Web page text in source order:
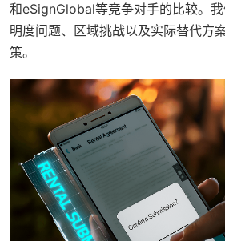
和eSignGlobal等竞争对手的比较。
明度问题、区域挑战以及实际替代方
策。